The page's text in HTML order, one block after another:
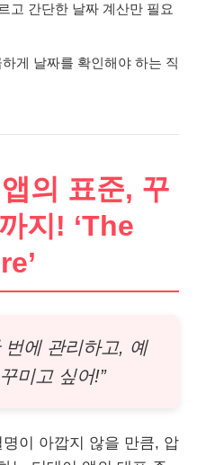
고 간단한 날짜 계산만 필요
게 날짜를 확인해야 하는 직
의 표준, 꾸
지! ‘The
번에 관리하고, 예
미고 싶어!”
명이 아깝지 않을 만큼, 압